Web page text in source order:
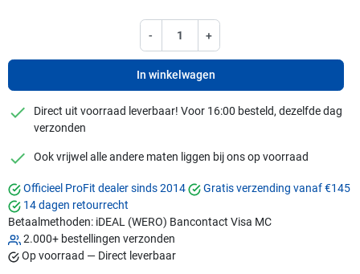
- +
In winkelwagen
checkmark
Direct uit voorraad leverbaar! Voor 16:00 besteld, dezelfde dag
verzonden
checkmark
Ook vrijwel alle andere maten liggen bij ons op voorraad
Officieel ProFit dealer sinds 2014
Gratis verzending vanaf €145
14 dagen retourrecht
Betaalmethoden: iDEAL (WERO) Bancontact Visa MC
2.000+ bestellingen verzonden
Op voorraad — Direct leverbaar